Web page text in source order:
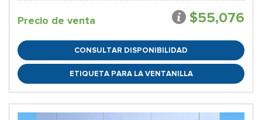
Precio de venta $55,076
CONSULTAR DISPONIBILIDAD
ETIQUETA PARA LA VENTANILLA